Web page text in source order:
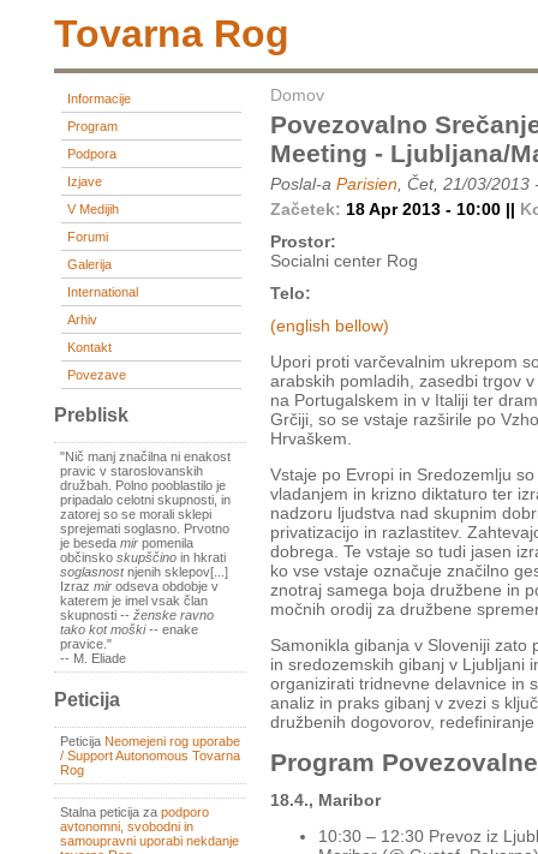
Tovarna Rog
Informacije
Program
Podpora
Izjave
V Medijih
Forumi
Galerija
International
Arhiv
Kontakt
Povezave
Preblisk
"Nič manj značilna ni enakost
pravic v staroslovanskih
družbah. Polno pooblastilo je
pripadalo celotni skupnosti, in
zatorej so se morali sklepi
sprejemati soglasno. Prvotno
je beseda mir pomenila
občinsko skupščino in hkrati
soglasnostnjenih sklepov[...]
Izraz mir odseva obdobje v
katerem je imel vsak član
skupnosti -- ženske ravno
tako kot moški-- enake
pravice."
-- M. Eliade
Peticija
Peticija Neomejeni rog uporabe
/ Support Autonomous Tovarna
Rog
Stalna peticija za podporo
avtonomni, svobodni in
samoupravni uporabi nekdanje
Domov
Povezovalno
Meeting - Ljubljana/
Poslal-a Parisien , Čet, 21/03/2013
Začetek: 18 Apr 2013 - 10:00 ||
Prostor:
Socialni center Rog
Telo:
(english bellow)
Upori proti varčevalnim ukrepom
arabskih pomladih, zasedbi trgov
na Portugalskem in v Italiji ter
Grčiji, so se vstaje razširile po
Hrvaškem.
Vstaje po Evropi in Sredozemlju
vladanjem in krizno diktaturo ter
nadzoru ljudstva nad skupnim
privatizacijo in razlastitev.
dobrega. Te vstaje so tudi jasen
ko vse vstaje označuje značilno
znotraj samega boja družbene in
močnih orodij za družbene
Samonikla gibanja v Sloveniji
in sredozemskih gibanj v Ljubljani
organizirati tridnevne delavnice in
analiz in praks gibanj v zvezi s
družbenih dogovorov,
Program
18.4., Maribor
10:30 – 12:30 Prevoz iz